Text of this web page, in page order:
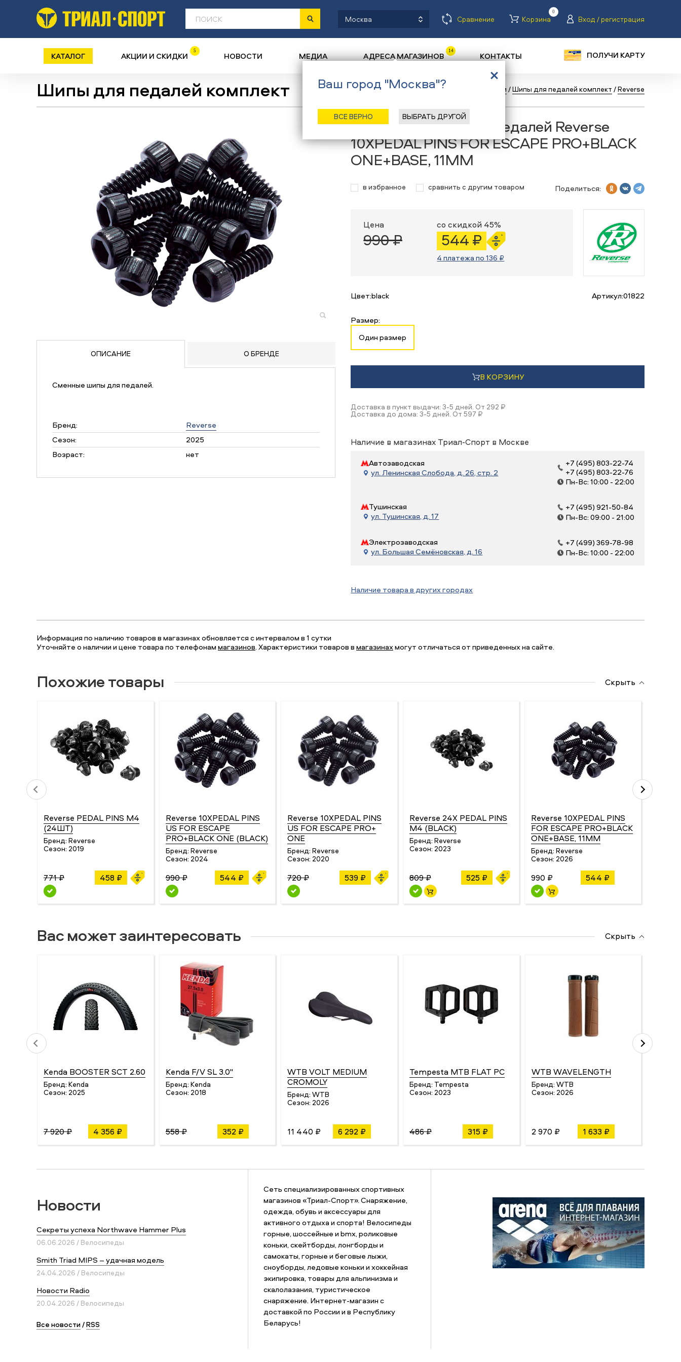
Москва Сравнение Корзина
0
Вход / регистрация
КАТАЛОГ АКЦИИ И СКИДКИ 5 НОВОСТИ МЕДИА АДРЕСА МАГАЗИНОВ 14 КОНТАКТЫ ПОЛУЧИ КАРТУ
Шипы для педалей комплект Назад / Главная /Каталог/Велосипеды Запчасти /Шипы для педалей комплект /Reverse
ОПИСАНИЕ О БРЕНДЕ
Сменные шипы для педалей.
Бренд:
Reverse
Сезон:
2025
Возраст:
нет
Комплект шипов для педалей Reverse
10XPEDAL PINS FOR ESCAPE PRO+BLACK
ONE+BASE, 11MM
в избранное сравнить с другим товаром Поделиться:
Цена
990 ₽
со скидкой 45%
544 ₽
4 платежа по 136 ₽
Цвет:black Артикул:01822
Размер:
Один размер
В КОРЗИНУ
Доставка в пункт выдачи: 3-5 дней. От 292 ₽
Доставка до дома: 3-5 дней. От 597 ₽
Наличие в магазинах Триал-Спорт в Москве
Автозаводская
ул. Ленинская Слобода, д. 26, стр. 2
+7 (495) 803-22-74
+7 (495) 803-22-76
Пн-Вс: 10:00 - 22:00
Тушинская
ул. Тушинская, д. 17
+7 (495) 921-50-84
Пн-Вс: 09:00 - 21:00
Электрозаводская
ул. Большая Семёновская, д. 16
+7 (499) 369-78-98
Пн-Вс: 10:00 - 22:00
Наличие товара в других городах
Информация по наличию товаров в магазинах обновляется с интервалом в 1 сутки
Уточняйте о наличии и цене товара по телефонаммагазинов. Характеристики товаров вмагазинахмогут отличаться от приведенных на сайте.
Похожие товары Скрыть
Reverse PEDAL PINS M4
(24ШТ)
Бренд: Reverse
Сезон: 2019
771 ₽ 458 ₽
Reverse 10XPEDAL PINS
US FOR ESCAPE
PRO+BLACK ONE (BLACK)
Бренд: Reverse
Сезон: 2024
990 ₽ 544 ₽
Reverse 10XPEDAL PINS
US FOR ESCAPE PRO+
ONE
Бренд: Reverse
Сезон: 2020
720 ₽ 539 ₽
Reverse 24X PEDAL PINS
M4 (BLACK)
Бренд: Reverse
Сезон: 2023
809 ₽ 525 ₽
Reverse 10XPEDAL PINS
FOR ESCAPE PRO+BLACK
ONE+BASE, 11MM
Бренд: Reverse
Сезон: 2026
990 ₽ 544 ₽
Вас может заинтересовать Скрыть
Kenda BOOSTER SCT 2.60
Бренд: Kenda
Сезон: 2025
7 920 ₽ 4 356 ₽
Kenda F/V SL 3.0"
Бренд: Kenda
Сезон: 2018
558 ₽ 352 ₽
WTB VOLT MEDIUM
CROMOLY
Бренд: WTB
Сезон: 2026
11 440 ₽ 6 292 ₽
Tempesta MTB FLAT PC
Бренд: Tempesta
Сезон: 2023
486 ₽ 315 ₽
WTB WAVELENGTH
Бренд: WTB
Сезон: 2026
2 970 ₽ 1 633 ₽
Новости
Секреты успеха Northwave Hammer Plus
06.06.2026 / Велосипеды
Smith Triad MIPS – удачная модель
24.04.2026 / Велосипеды
Новости Radio
20.04.2026 / Велосипеды
Все новости/RSS
Сеть специализированных спортивных
магазинов «Триал-Спорт». Снаряжение,
одежда, обувь и аксессуары для
активного отдыха и спорта! Велосипеды
горные, шоссейные и bmx, роликовые
коньки, скейтборды, лонгборды и
самокаты, горные и беговые лыжи,
сноуборды, ледовые коньки и хоккейная
экипировка, товары для альпинизма и
скалолазания, туристическое
снаряжение. Интернет-магазин с
доставкой по России и в Республику
Беларусь!
Ваш город "Москва"?
ВСЕ ВЕРНО ВЫБРАТЬ ДРУГОЙ